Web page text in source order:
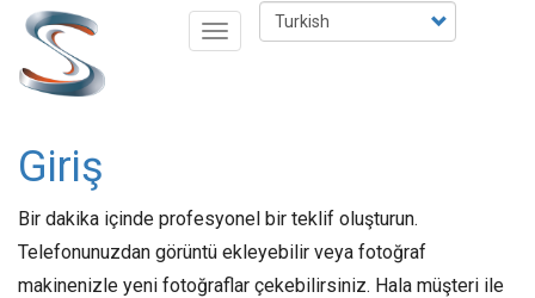
Ana
içeriğe
atla
Select
your
Toggle
Giriş
Bir dakika içinde profesyonel bir teklif oluşturun.
Telefonunuzdan görüntü ekleyebilir veya fotoğraf
makinenizle yeni fotoğraflar çekebilirsiniz. Hala müşteri ile